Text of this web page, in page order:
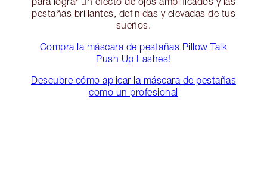
pestañas brillantes, definidas y elevadas de tus
sueños.
Compra la máscara de pestañas Pillow Talk
Push Up Lashes!
Descubre cómo aplicar la máscara de pestañas
como un profesional